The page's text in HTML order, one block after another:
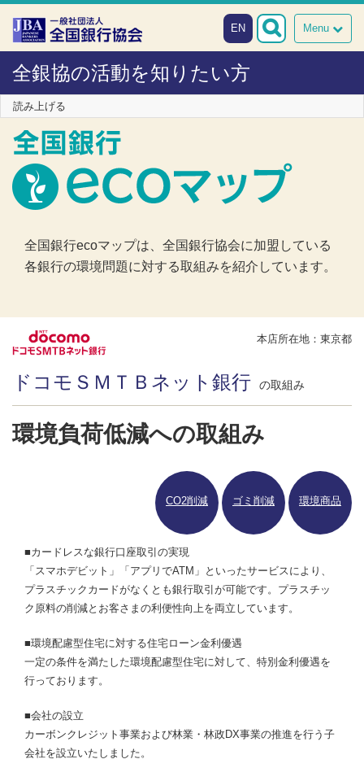
本文へスキップ
障がい者向け相談窓口
Menu
EN
全銀協の活動を知りたい方
読み上げる
全国銀行ecoマップは、全国銀行協会に加盟している
各銀行の環境問題に対する取組みを紹介しています。
本店所在地：東京都
ドコモＳＭＴＢネット銀行 の取組み
環境負荷低減への取組み
CO2削減 ゴミ削減 環境商品
■カードレスな銀行口座取引の実現
「スマホデビット」「アプリでATM」といったサービスにより、
プラスチックカードがなくとも銀行取引が可能です。プラスチッ
ク原料の削減とお客さまの利便性向上を両立しています。
■環境配慮型住宅に対する住宅ローン金利優遇
一定の条件を満たした環境配慮型住宅に対して、特別金利優遇を
行っております。
■会社の設立
カーボンクレジット事業および林業・林政DX事業の推進を行う子
会社を設立いたしました。